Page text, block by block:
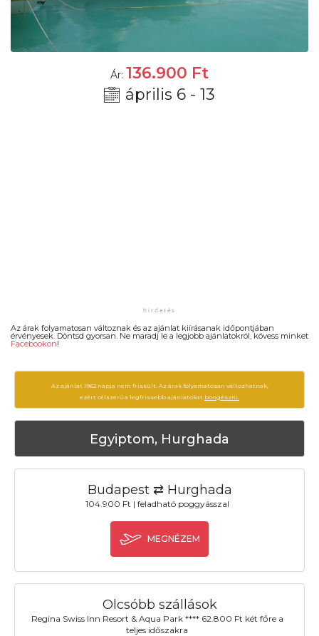
Ár: 136.900 Ft
április 6 - 13
Az árak folyamatosan változnak és az ajánlat kiírásanak időpontjában
érvényesek. Döntsd gyorsan. Ne maradj le a legjobb ajánlatokról, kövess minket
Facebookon!
Az ajánlat 1962 napja nem frissült. Az árak folyamatosan változhatnak,
ezért célszerű a legfrissebb ajánlatokat böngészni.
Egyiptom, Hurghada
Budapest ⇄ Hurghada
104.900 Ft | feladható poggyásszal
MEGNÉZEM
Olcsóbb szállások
Regina Swiss Inn Resort & Aqua Park **** 62.800 Ft két főre a
teljes időszakra